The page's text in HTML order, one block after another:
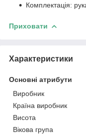
Комплектація:
Приховати
Характеристики
Основні атрибути
Виробник
Країна виробник
Висота
Вікова група